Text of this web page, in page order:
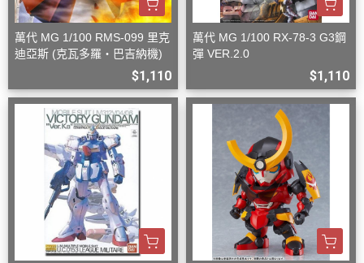
萬代 MG 1/100 RMS-099 里克
迪亞斯 (克瓦多羅・巴吉納機)
$1,110
萬代 MG 1/100 RX-78-3 G3鋼
彈 VER.2.0
$1,110